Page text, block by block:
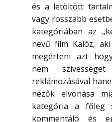
és a letöltött
vagy rosszabb
kategóriában az
nevű film Kalóz,
megérteni azt
nem
reklámozásával
nézők elvonása
kategória a főleg
kommentáló és